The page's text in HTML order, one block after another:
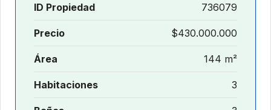
ID Propiedad 736079
Precio $430.000.000
Área 144 m²
Habitaciones 3